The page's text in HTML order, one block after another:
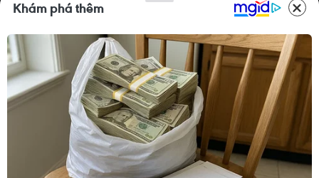
20/04/2018 03:46
Vài ngày nay, xung quanh ven bờ hồ Hoàn Kiếm
(hồ Gươm, đặc quánh một màu lam lục nghi là
tảo nở hoa, khu vực tập trung nhiều tảo là góc hồ
trước cửa số nhà 47-49 đường Đinh Tiên Hoàng,
quận Hoàn Kiếm.
Khám phá thêm